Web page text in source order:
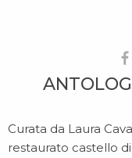
Curata da Laura
restaurato castello